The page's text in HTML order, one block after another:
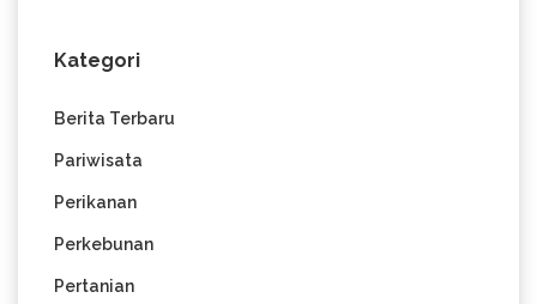
Kategori
Berita Terbaru
Pariwisata
Perikanan
Perkebunan
Pertanian